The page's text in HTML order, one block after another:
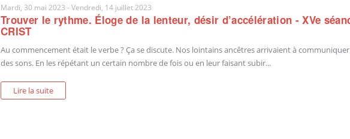
Mardi, 30 mai 2023 -Vendredi, 14 juillet 2023
Trouver le rythme. Éloge de la lenteur, désir d’accélération - XVe
CRIST
Au commencement était le verbe ? Ça se discute. Nos lointains ancêtres arrivaient à
des sons. En les répétant un certain nombre de fois ou en leur faisant subir...
Lire la suite